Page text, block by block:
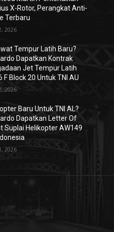
X-Rotor, Perangkat Anti-
Terbaru
2026
Tempur Latih Baru?
Dapatkan Kontrak
Jet Tempur Latih
F Block 20 Untuk TNI AU
2026
Baru Untuk TNI AL?
Dapatkan Letter Of
Suplai Helikopter AW149
2026